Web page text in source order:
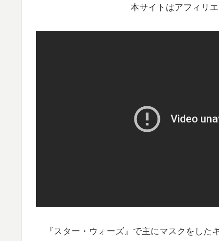
本サイトはアフィリ
『スター・ウォーズ』で主にマスクをした